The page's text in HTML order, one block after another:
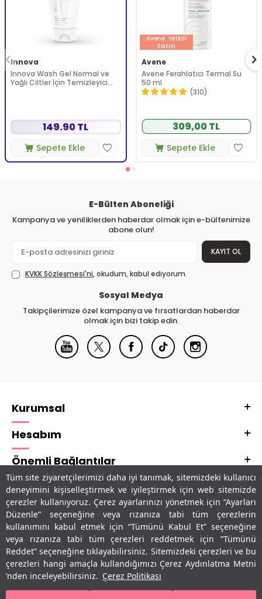
Tüm site ziyaretçilerimizi daha iyi tanımak, sitemizdeki kullanıcı
deneyimini kişiselleştirmek ve iyileştirmek için web sitemizde
çerezler kullanıyoruz. Çerez ayarlarınızı yönetmek için “Ayarları
Düzenle” seçeneğine veya rızanıza tabi tüm çerezlerin
kullanımını kabul etmek için “Tümünü Kabul Et” seçeneğine
veya rızanıza tabi tüm çerezleri reddetmek için “Tümünü
Reddet” seçeneğine tıklayabilirsiniz. Sitemizdeki çerezleri ve bu
çerezleri hangi amaçla kullandığımızı Çerez Aydınlatma Metni
’nden inceleyebilirsiniz. Çerez Politikası
Innova
Innova Wash Gel Normal ve
Yağlı Ciltler İçin Temizleyici
149.90 TL
Sepete Ekle
Avene Yetkili
Satıcı
Avene
Avene Ferahlatıcı Termal Su
50 ml
(310)
309,00 TL
Sepete Ekle
E-Bülten Aboneliği
Kampanya ve yeniliklerden haberdar olmak için e-bültenimize
abone olun!
KAYIT OL
KVKK Sözleşmesi'ni, okudum, kabul ediyorum.
Sosyal Medya
Takipçilerimize özel kampanya ve fırsatlardan haberdar
olmak için bizi takip edin.
Kurumsal
Hesabım
Önemli Bağlantılar
Adres & İletişim
Uygulamalarımız